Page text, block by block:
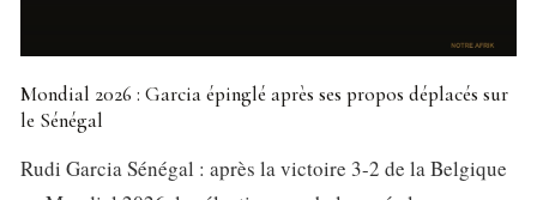
Mondial 2026 : Garcia épinglé après ses propos déplacés sur
le Sénégal
Rudi Garcia Sénégal : après la victoire 3-2 de la Belgique